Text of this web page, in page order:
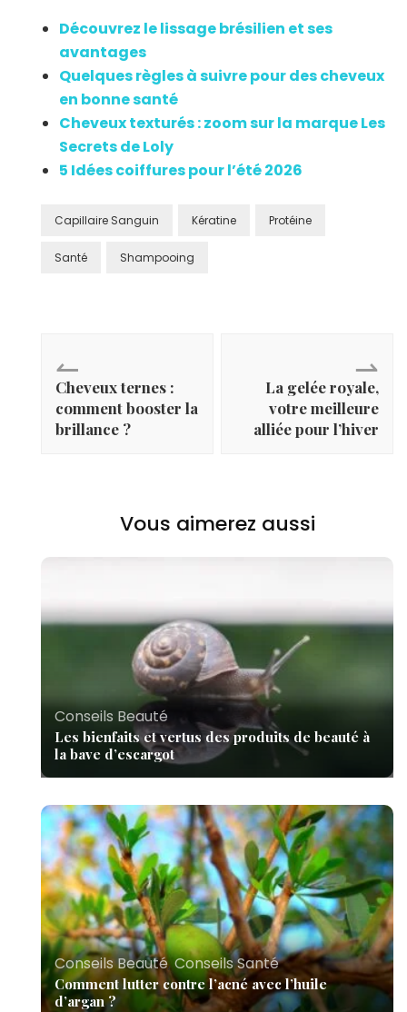
Découvrez le lissage brésilien et ses
avantages
Quelques règles à suivre pour des cheveux
en bonne santé
Cheveux texturés : zoom sur la marque Les
Secrets de Loly
5 Idées coiffures pour l’été 2026
Capillaire Sanguin Kératine Protéine
Santé Shampooing
↼
Cheveux ternes :
comment booster la
brillance ?
⇀
La gelée royale,
votre meilleure
alliée pour l’hiver
Vous aimerez aussi
Conseils Beauté
Les bienfaits et vertus des produits de beauté à
la bave d’escargot
Conseils Beauté,Conseils Santé
Comment lutter contre l’acné avec l’huile
d’argan ?